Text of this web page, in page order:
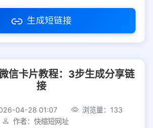
台 电商平台
避免链接被拦截
生成短链接
信卡片教程：3步生成分享链
接
04-28 01:07
浏览量：133
作者：快缩短网址